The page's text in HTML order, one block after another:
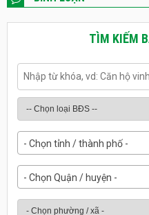
TÌM KIẾM
- Chọn tỉnh / thành phố -
- Chọn Quận / huyện -